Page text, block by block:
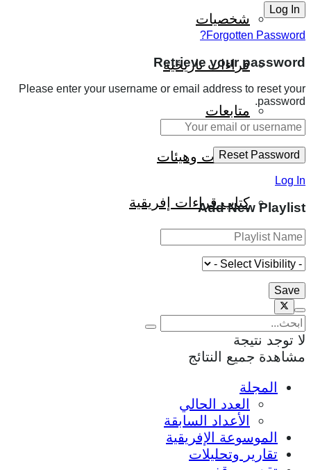
شخصيات
قراءات تاريخية
متابعات
منظمات وهيئات
كتاب قراءات إفريقية
Forgotten Password?
Retrieve your password
Please enter your username or email address to reset your
password.
Log In
Add New Playlist
لا توجد نتيجة
مشاهدة جميع النتائج
المجلة
العدد الحالي
الأعداد السابقة
الموسوعة الإفريقية
تقارير وتحليلات